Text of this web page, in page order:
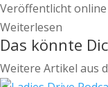
Veröffentlicht online
Weiterlesen
Das könnte
Weitere Artikel aus